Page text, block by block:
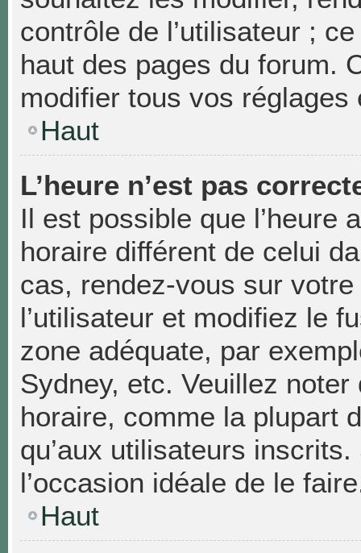
contrôle de l’utilisateur ;
haut des pages du forum.
modifier tous vos
Haut
L’heure n’est pas
Il est possible que l’heure
horaire différent de celui
cas, rendez-vous sur
l’utilisateur et modifiez le
zone adéquate, par
Sydney, etc. Veuillez
horaire, comme la plupart
qu’aux utilisateurs
l’occasion idéale de le
Haut